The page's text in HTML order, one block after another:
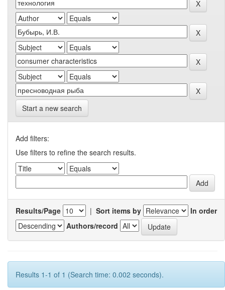
Start a new search
Add filters:
Use filters to refine the search results.
Results/Page | Sort items by
In order
Authors/record
Results 1-1 of 1 (Search time: 0.002 seconds).